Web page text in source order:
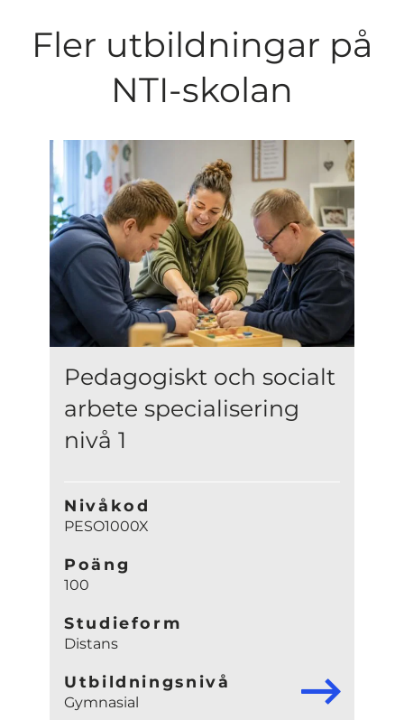
Fler utbildningar på
NTI-skolan
Pedagogiskt och socialt
arbete specialisering
nivå 1
Nivåkod
PESO1000X
Poäng
100
Studieform
Distans
Utbildningsnivå
Gymnasial